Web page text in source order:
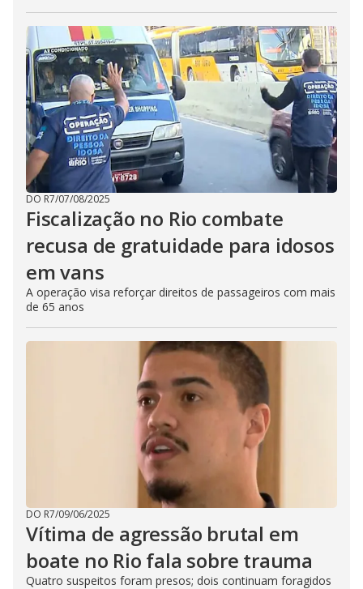
DO R7/07/08/2025
Fiscalização no Rio combate
recusa de gratuidade para idosos
em vans
A operação visa reforçar direitos de passageiros com mais
de 65 anos
DO R7/09/06/2025
Vítima de agressão brutal em
boate no Rio fala sobre trauma
Quatro suspeitos foram presos; dois continuam foragidos